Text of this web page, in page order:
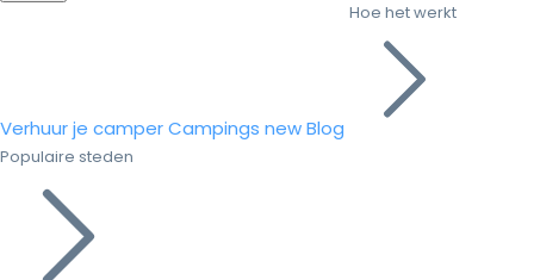
Verhuur je camperCampings newBlog
Hoe het werkt
Populaire steden